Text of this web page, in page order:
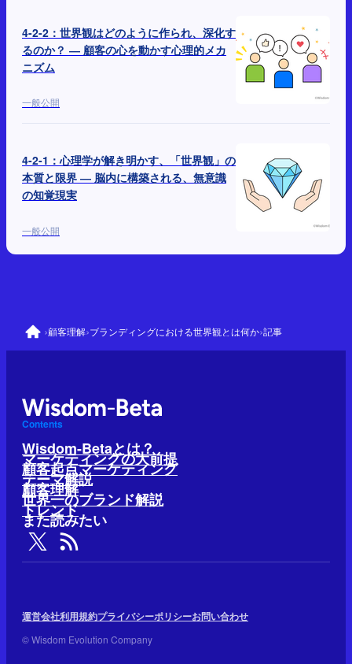
4-2-2：世界観はどのように作られ、深化す
るのか？ ― 顧客の心を動かす心理的メカ
ニズム
一般公開
4-2-1：心理学が解き明かす、「世界観」の
本質と限界 ― 脳内に構築される、無意識
の知覚現実
一般公開
›顧客理解›ブランディングにおける世界観とは何か›記事
Contents
Wisdom-Betaとは？
マーケティングの大前提
顧客起点マーケティング
テーマ解説
顧客理解
世界一のブランド解説
トレンド
また読みたい
運営会社利用規約プライバシーポリシーお問い合わせ
© Wisdom Evolution Company